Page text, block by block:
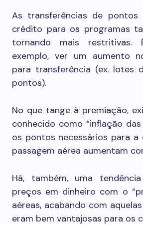
As transferências de
crédito para os programas
tornando mais restritivas.
exemplo, ver um aumento
para transferência (ex. lotes
pontos).
No que tange à premiação,
conhecido como “inflação
os pontos necessários para a
passagem aérea aumentam
Há, também, uma
preços em dinheiro com o
aéreas, acabando com
eram bem vantajosas para os